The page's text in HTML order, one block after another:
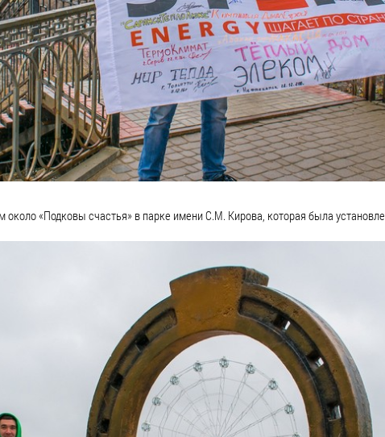
«Подковы счастья» в парке имени С.М. Кирова, которая была